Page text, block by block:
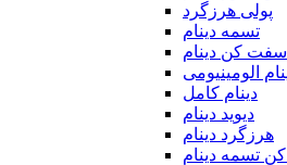
پولی هرزگرد
تسمه دینام
کن دینام
الومینیومی
دینام کامل
دیوید دینام
هرزگرد دینام
تسمه دینام